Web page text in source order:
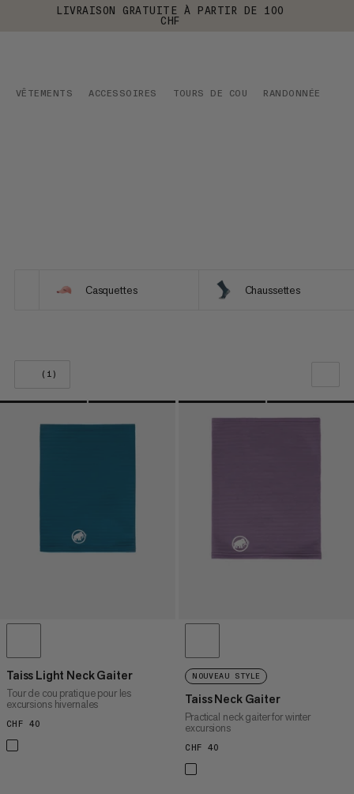
LIVRAISON GRATUITE À PARTIR DE 100
CHF
VÊTEMENTS ACCESSOIRES TOURS DE COU RANDONNÉE
Casquettes Chaussettes
(1)
NOTRE SELECTION
ÉVALUATION
Taiss Light Neck Gaiter
Tour de cou pratique pour les
excursions hivernales
CHF 40
NOUVEAU STYLE
Taiss Neck Gaiter
Practical neck gaiter for winter
excursions
CHF 40